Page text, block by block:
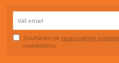
Souhlasím se zpracováním
newsletteru.